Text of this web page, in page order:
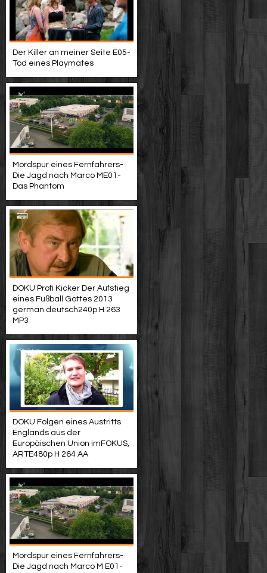
Der Killer an meiner Seite E05-
Tod eines Playmates
Mordspur eines Fernfahrers-
Die Jagd nach Marco ME01-
Das Phantom
DOKU Profi Kicker Der Aufstieg
eines Fußball Gottes 2013
german deutsch240p H 263
MP3
DOKU Folgen eines Austritts
Englands aus der
Europäischen Union imFOKUS,
ARTE480p H 264 AA
Mordspur eines Fernfahrers-
Die Jagd nach Marco M E01-